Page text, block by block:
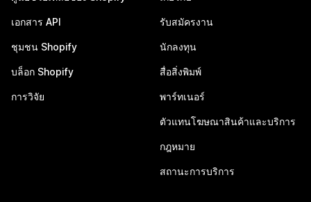
เอกสาร API
ชุมชน Shopify
บล็อก Shopify
การวิจัย
รับสมัครงาน
นักลงทุน
สื่อสิ่งพิมพ์
พาร์ทเนอร์
ตัวแทนโฆษณาสินค้าและบริการ
กฎหมาย
สถานะการบริการ